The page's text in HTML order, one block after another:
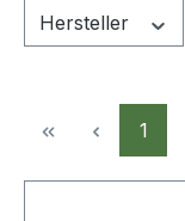
Hersteller
Seite
1